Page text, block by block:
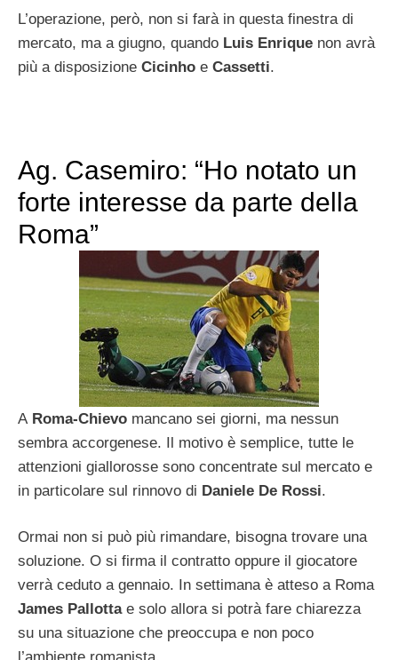
L’operazione, però, non si farà in questa finestra di
mercato, ma a giugno, quando Luis Enrique non avrà
più a disposizione Cicinho e Cassetti.
Ag. Casemiro: “Ho notato un
forte interesse da parte della
Roma”
A Roma-Chievo mancano sei giorni, ma nessun
sembra accorgenese. Il motivo è semplice, tutte le
attenzioni giallorosse sono concentrate sul mercato e
in particolare sul rinnovo di Daniele De Rossi.
Ormai non si può più rimandare, bisogna trovare una
soluzione. O si firma il contratto oppure il giocatore
verrà ceduto a gennaio. In settimana è atteso a Roma
James Pallottae solo allora si potrà fare chiarezza
su una situazione che preoccupa e non poco